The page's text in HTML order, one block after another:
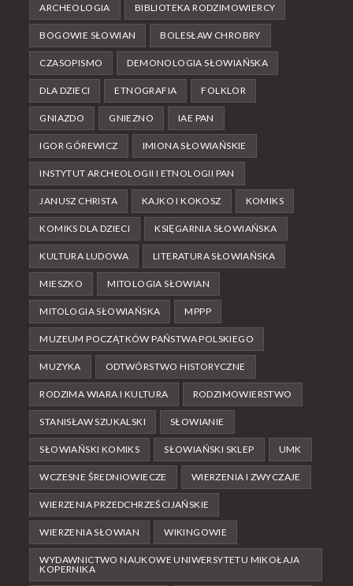
ARCHEOLOGIA BIBLIOTEKA RODZIMOWIERCY
BOGOWIE SŁOWIAN BOLESŁAW CHROBRY
CZASOPISMO DEMONOLOGIA SŁOWIAŃSKA
DLA DZIECI ETNOGRAFIA FOLKLOR
GNIAZDO GNIEZNO IAE PAN
IGOR GÓREWICZ IMIONA SŁOWIAŃSKIE
INSTYTUT ARCHEOLOGII I ETNOLOGII PAN
JANUSZ CHRISTA KAJKO I KOKOSZ KOMIKS
KOMIKS DLA DZIECI KSIĘGARNIA SŁOWIAŃSKA
KULTURA LUDOWA LITERATURA SŁOWIAŃSKA
MIESZKO MITOLOGIA SŁOWIAN
MITOLOGIA SŁOWIAŃSKA MPPP
MUZEUM POCZĄTKÓW PAŃSTWA POLSKIEGO
MUZYKA ODTWÓRSTWO HISTORYCZNE
RODZIMA WIARA I KULTURA RODZIMOWIERSTWO
STANISŁAW SZUKALSKI SŁOWIANIE
SŁOWIAŃSKI KOMIKS SŁOWIAŃSKI SKLEP UMK
WCZESNE ŚREDNIOWIECZE WIERZENIA I ZWYCZAJE
WIERZENIA PRZEDCHRZEŚCIJAŃSKIE
WIERZENIA SŁOWIAN WIKINGOWIE
WYDAWNICTWO NAUKOWE UNIWERSYTETU MIKOŁAJA
KOPERNIKA